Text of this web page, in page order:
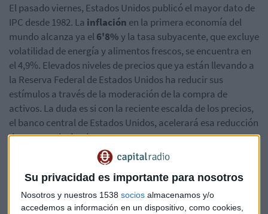
Su privacidad es importante para nosotros
Nosotros y nuestros 1538 socios almacenamos y/o
accedemos a información en un dispositivo, como cookies,
El pasado viernes, Estados Unidos publicó el mayor dato de
IPC desde 1982. La inflación en la primera economía del
mundo alcanza ya el6'8%y la tasa subyacente, que excluye
volatilidad de energía y alimentos frescos, se encuentra en
el 4,9%. Elevados niveles de precios que ya están llevando a
la Reserva Federal de Estados Unidos ha reducir sus
estímulos a través de la moderación de la compra de
activos. La duda es si con la reciente escalda de los precios,
el banco central de Estados Unidos, acelerará esa reducción
de compra de deuda.
Ignacio Cantos desde ATL Capital considera que la FED
podría anunciar este miércoles una reducción del 50% en la
compra de activos, lo podría adelantar a marzo el fin del
tapering: